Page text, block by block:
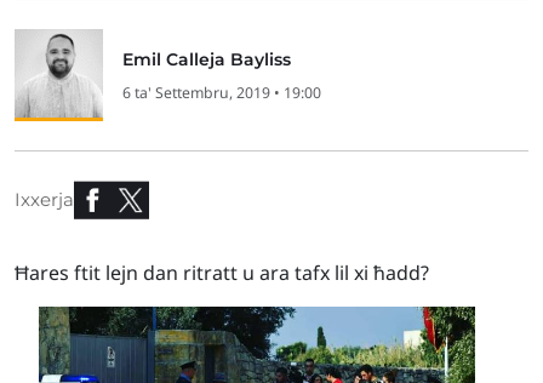
Emil Calleja Bayliss
6 ta' Settembru, 2019 • 19:00
Ixxerja
Ħares ftit lejn dan ritratt u ara tafx lil xi ħadd?